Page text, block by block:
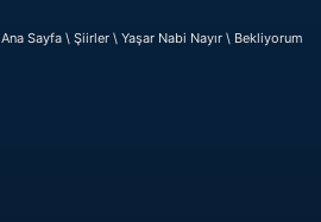
Ana Sayfa \ Şiirler \ Yaşar Nabi Nayır \ Bekliyorum